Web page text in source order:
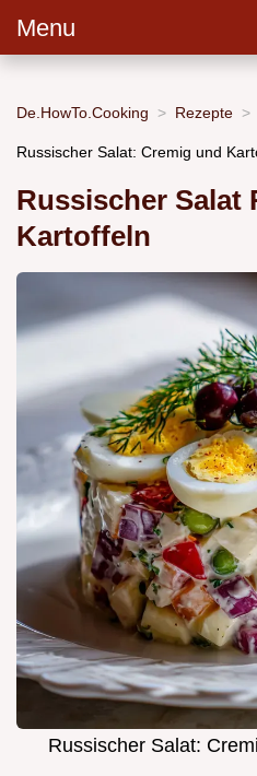
Menu
De.HowTo.Cooking Rezepte
Russischer Salat: Cremig und
Russischer Salat
Kartoffeln
Russischer Salat: